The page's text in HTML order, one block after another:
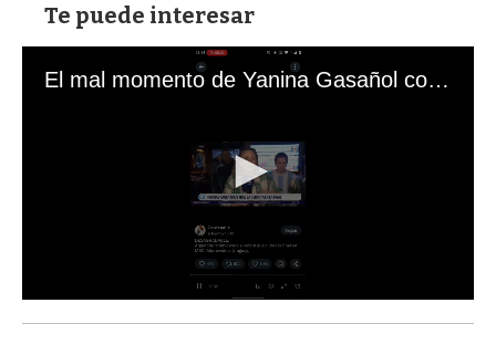
Te puede interesar
El mal momento de Yanina Gasañol con un hincha argentino en "Subrayado"
s